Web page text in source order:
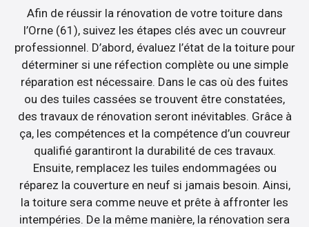
Afin de réussir la rénovation de votre toiture dans
l’Orne (61), suivez les étapes clés avec un couvreur
professionnel. D’abord, évaluez l’état de la toiture pour
déterminer si une réfection complète ou une simple
réparation est nécessaire. Dans le cas où des fuites
ou des tuiles cassées se trouvent être constatées,
des travaux de rénovation seront inévitables. Grâce à
ça, les compétences et la compétence d’un couvreur
qualifié garantiront la durabilité de ces travaux.
Ensuite, remplacez les tuiles endommagées ou
réparez la couverture en neuf si jamais besoin. Ainsi,
la toiture sera comme neuve et prête à affronter les
intempéries. De la même manière, la rénovation sera